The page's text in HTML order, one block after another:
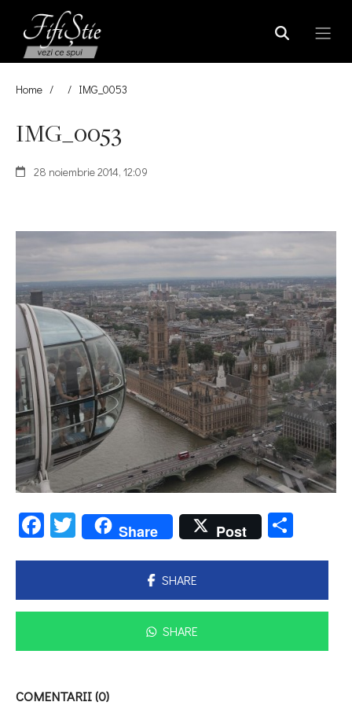
Home / / IMG_0053
IMG_0053
28 noiembrie 2014, 12:09
Facebook
Twitter
Share Post
SHARE
SHARE
COMENTARII (0)